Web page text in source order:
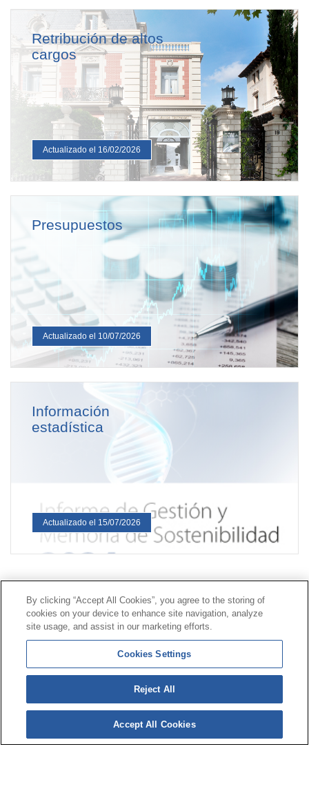
Retribución de altos
cargos
Actualizado el 16/02/2026
Presupuestos
Actualizado el 10/07/2026
Información
estadística
Actualizado el 15/07/2026
Línea Universal 900 203 203|Zona Privada Comisión de
Prestaciones Especiales|Zona Privada Proveedor
Sanitario
© Mutua Universal 2026 | Mapa del sitio | Aviso legal
Política de Protección de Datos
cookies
Síguenos en:
By clicking “Accept All Cookies”, you agree to the storing of
cookies on your device to enhance site navigation, analyze
site usage, and assist in our marketing efforts.
Cookies Settings
Reject All
Accept All Cookies